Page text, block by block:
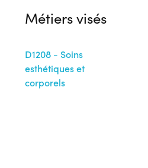
Métiers visés
D1208 - Soins
esthétiques et
corporels